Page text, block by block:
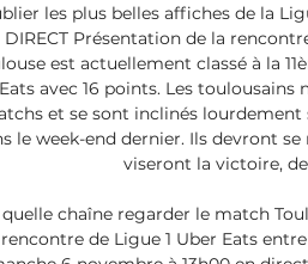
les plus belles affiches de la
DIRECT Présentation de la
est actuellement classé à la
Eats avec 16 points. Les toulousains
et se sont inclinés lourdement
le week-end dernier. Ils devront
viseront la victoire,
chaîne regarder le match
rencontre de Ligue 1 Uber Eats